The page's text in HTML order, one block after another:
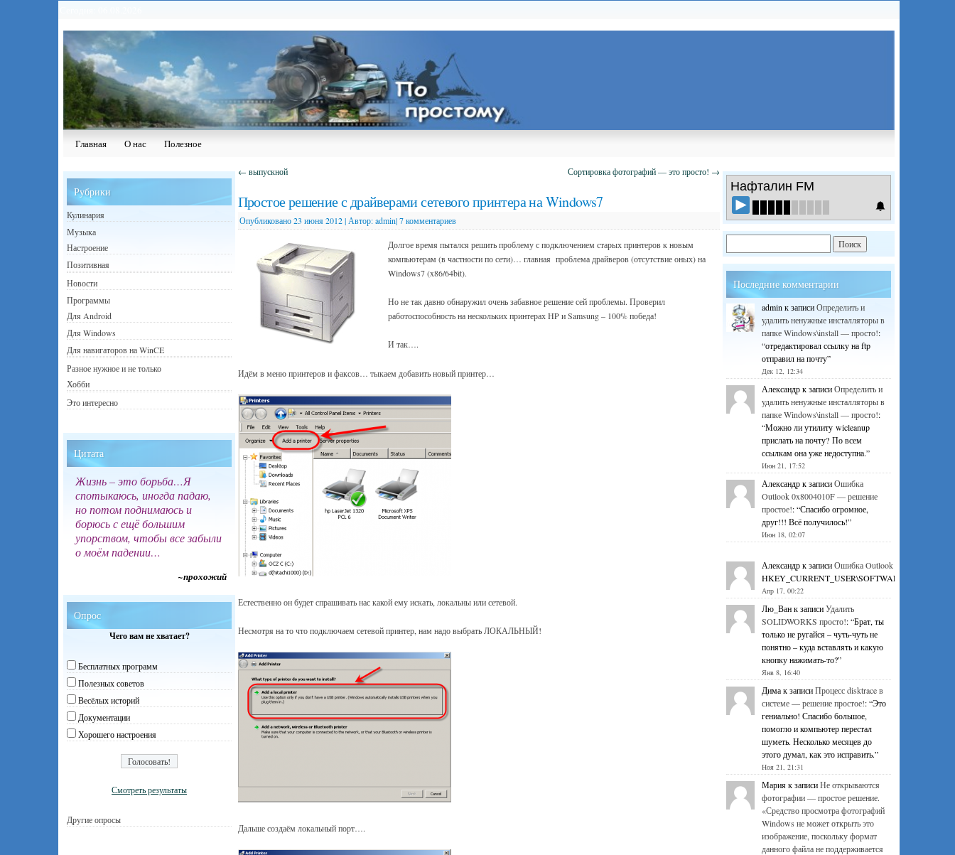
Главная О нас Полезное
← выпускной Сортировка фотографий — это просто! →
Простое решение с драйверами сетевого принтера на Windows7
Опубликовано 23 июня 2012|Автор: admin| 7 комментариев
Долгое время пытался решить проблему с подключением старых принтеров к новым
компьютерам (в частности по сети)… главная проблема драйверов (отсутствие оных) на
Windows7 (x86/64bit).
Но не так давно обнаружил очень забавное решение сей проблемы. Проверил
работоспособность на нескольких принтерах HP и Samsung – 100% победа!
И так….
Идём в меню принтеров и факсов… тыкаем добавить новый принтер…
Естественно он будет спрашивать нас какой ему искать, локальны или сетевой.
Несмотря на то что подключаем сетевой принтер, нам надо выбрать ЛОКАЛЬНЫЙ!
Дальше создаём локальный порт….
Рубрики
Кулинария
Музыка
Настроение
Позитивная
Новости
Программы
Для Android
Для Windows
Для навигаторов на WinCE
Разное нужное и не только
Хобби
Это интересно
Цитата
Жизнь – это борьба…Я
спотыкаюсь, иногда падаю,
но потом поднимаюсь и
борюсь с ещё большим
упорством, чтобы все забыли
о моём падении…
~прохожий
Опрос
Чего вам не хватает?
Бесплатных программ
Полезных советов
Весёлых историй
Документации
Хорошего настроения
Смотреть результаты
Другие опросы
Нафталин FM
Последние комментарии
admin к записиОпределить и
удалить ненужные инсталляторы в
папке Windows\install — просто!:
“отредактировал ссылку на ftp
отправил на почту”
Дек 12, 12:34
Александрк записиОпределить и
удалить ненужные инсталляторы в
папке Windows\install — просто!:
“Можно ли утилиту wicleanup
прислать на почту? По всем
ссылкам она уже недоступна.”
Июн 21, 17:52
Александрк записиОшибка
Outlook 0x8004010F — решение
простое!: “Спасибо огромное,
друг!!! Всё получилось!”
Июн 18, 02:07
Александрк записиОшибка Outlook 0x8004010F —
Апр 17, 00:22
Лю_Ванк записиУдалить
SOLIDWORKS просто!: “Брат, ты
только не ругайся – чуть-чуть не
понятно – куда вставлять и какую
кнопку нажимать-то?”
Янв 8, 16:40
Димак записиПроцесс disktrace в
системе — решение простое!: “Это
гениально! Спасибо большое,
помогло и компьютер перестал
шуметь. Несколько месяцев до
этого думал, как это исправить.”
Ноя 21, 21:31
Марияк записиНе открываются
фотографии — простое решение.
«Средство просмотра фотографий
Windows не может открыть это
изображение, поскольку формат
данного файла не поддерживается